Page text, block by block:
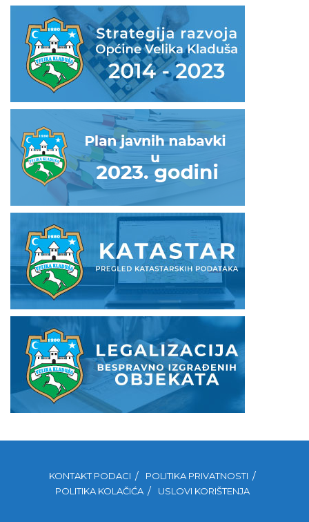
KONTAKT PODACI
POLITIKA PRIVATNOSTI
POLITIKA KOLAČIĆA
USLOVI KORIŠTENJA